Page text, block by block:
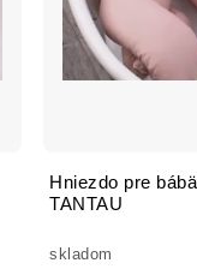
Hniezdo pre
TANTAU
skladom